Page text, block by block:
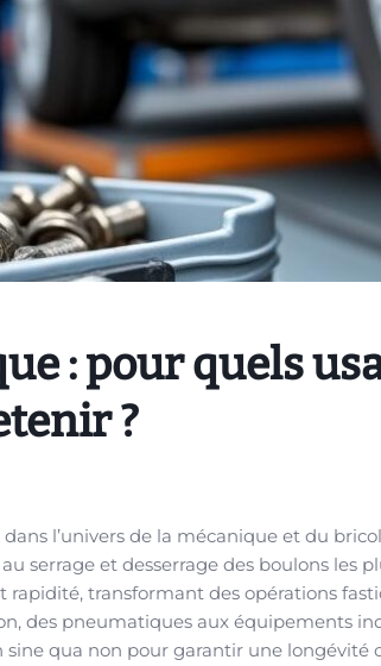
: pour quels
?
l’univers de la mécanique et du
serrage et desserrage des boulons les
transformant des opérations
des pneumatiques aux équipements
qua non pour garantir une longévité